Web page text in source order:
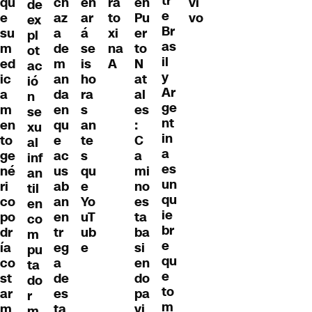
e
su
m
ed
ic
a
m
en
to
ge
né
ri
co
po
dr
ía
co
st
ar
de
ex
pl
ot
ac
ió
n
se
xu
al
inf
an
til
en
co
m
pu
ta
do
r
az
a
de
m
an
da
en
qu
e
ac
us
ab
an
en
tr
eg
a
de
es
ar
á
se
is
ho
ra
s
an
te
s
qu
e
Yo
uT
ub
e
to
xi
na
A
Pu
er
to
N
at
al
es
:
C
a
mi
no
es
ta
ba
si
en
do
pa
e
Br
as
il
y
Ar
ge
nt
in
a
es
un
qu
ie
br
e
qu
e
to
m
vo